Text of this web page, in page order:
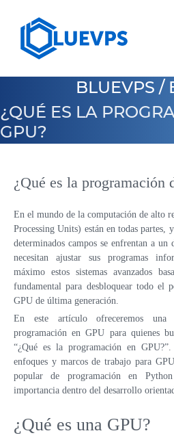
VPS INGLATERRA
VPS HONG KONG
VPS CHIPRE
VPS ESTADOS
VPS LOS ÁNGELES
VPS ATLANTA
VPS CANADÁ
VPS POLONIA
VPS FRANCIA
SERVIDORES DEDICADOS >
NETHERLANDS
POLAND
ESTONIA
CYPRUS
SWEDEN
HONG KONG
VPS DE 10 GBPS
VPS DE ALTA CARGA
COLOCACIÓN
ES
BLUEVPS /
¿QUÉ ES LA
GPU?
¿Qué es la programación
En el mundo de la computación de alto
Processing Units) están en todas partes,
determinados campos se enfrentan a un
necesitan ajustar sus programas
máximo estos sistemas avanzados
fundamental para desbloquear todo el
GPU de última generación.
En este artículo ofreceremos una
programación en GPU para quienes
“¿Qué es la programación en
enfoques y marcos de trabajo para
popular de programación en
importancia dentro del desarrollo
¿Qué es una GPU?